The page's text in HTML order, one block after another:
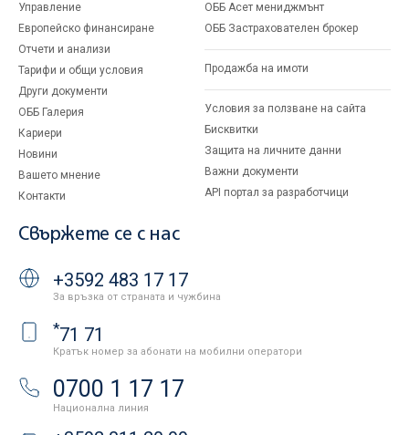
Управление
Европейско финансиране
Отчети и анализи
Тарифи и общи условия
Други документи
ОББ Галерия
Кариери
Новини
Вашето мнение
Контакти
ОББ Асет мениджмънт
ОББ Застрахователен брокер
Продажба на имоти
Условия за ползване на сайта
Бисквитки
Защита на личните данни
Важни документи
API портал за разработчици
Свържете се с нас
+3592 483 17 17
За връзка от страната и чужбина
*71 71
Кратък номер за абонати на мобилни оператори
0700 1 17 17
Национална линия